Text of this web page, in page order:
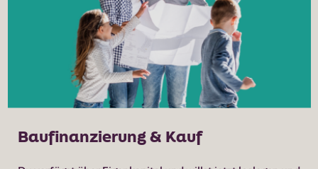
Baufinanzierung & Kauf